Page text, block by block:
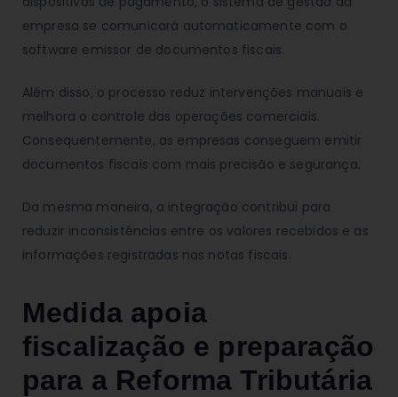
empresa se comunicará automaticamente com o
software emissor de documentos fiscais.
Além disso, o processo reduz intervenções manuais e
melhora o controle das operações comerciais.
Consequentemente, as empresas conseguem emitir
documentos fiscais com mais precisão e segurança.
Da mesma maneira, a integração contribui para
reduzir inconsistências entre os valores recebidos e as
informações registradas nas notas fiscais.
Medida apoia
fiscalização e preparação
para a Reforma Tributária